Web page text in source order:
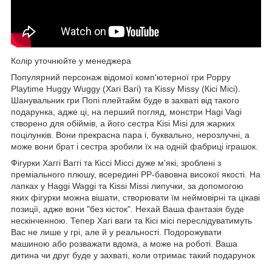
Колір уточнюйте у менеджера
Популярний персонаж відомої комп'ютерної гри Poppy
Playtime Huggy Wuggy (Хагі Вагі) та Kissy Missy (Кісі Місі).
Шанувальник гри Попі плейтайм буде в захваті від такого
подарунка, адже ці, на перший погляд, монстри Hagi Vagi
створено для обіймів, а його сестра Kisi Misi для жарких
поцілунків. Вони прекрасна пара і, буквально, нерозлучні, а
може вони брат і сестра зробили їх на одній фабриці іграшок.
Фігурки Хаггі Ваггі та Кіссі Міссі дуже м'які, зроблені з
преміального плюшу, всередині PP-бавовна високої якості. На
лапках у Haggi Waggi та Kissi Missi липучки, за допомогою
яких фігурки можна вішати, створювати їм неймовірні та цікаві
позиції, адже вони "без кісток". Нехай Ваша фантазія буде
нескінченною. Тепер Хагі ваги та Кісі місі переслідуватимуть
Вас не лише у грі, але й у реальності. Подорожувати
машиною або розважати вдома, а може на роботі. Ваша
дитина чи друг буде у захваті, коли отримає такий подарунок